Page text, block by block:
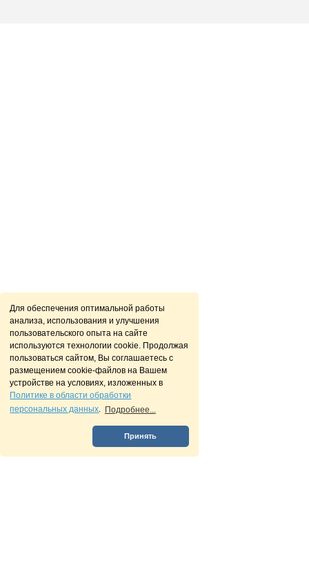
Для обеспечения оптимальной работы
анализа, использования и улучшения
пользовательского опыта на сайте
используются технологии cookie. Продолжая
пользоваться сайтом, Вы соглашаетесь с
размещением cookie-файлов на Вашем
устройстве на условиях, изложенных в
Политике в области обработки
персональных данных. Подробнее...
Принять